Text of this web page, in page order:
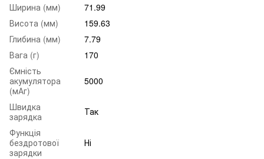
Ширина (мм)
71.99
Висота (мм)
159.63
Глибина (мм)
7.79
Вага (г)
170
Ємність
акумулятора
(мАг)
5000
Швидка
зарядка
Так
Функція
бездротової
зарядки
Ні